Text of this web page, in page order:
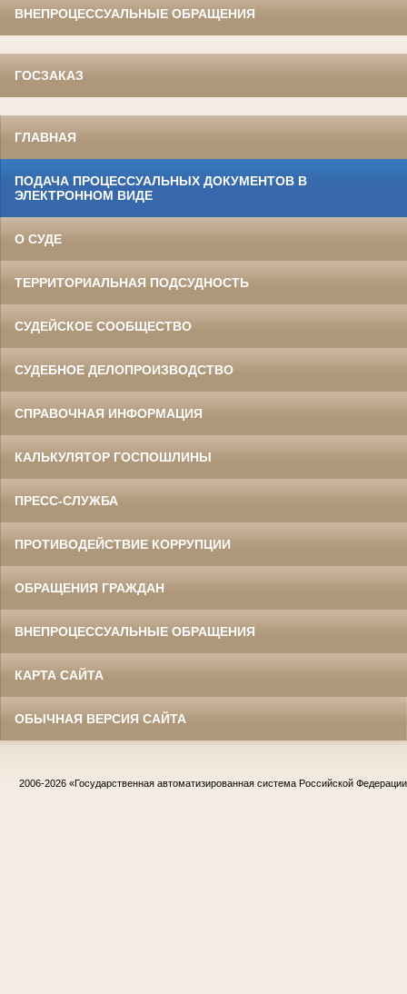
ВНЕПРОЦЕССУАЛЬНЫЕ ОБРАЩЕНИЯ
ГОСЗАКАЗ
ГЛАВНАЯ
ПОДАЧА ПРОЦЕССУАЛЬНЫХ ДОКУМЕНТОВ В
ЭЛЕКТРОННОМ ВИДЕ
О СУДЕ
ТЕРРИТОРИАЛЬНАЯ ПОДСУДНОСТЬ
СУДЕЙСКОЕ СООБЩЕСТВО
СУДЕБНОЕ ДЕЛОПРОИЗВОДСТВО
СПРАВОЧНАЯ ИНФОРМАЦИЯ
КАЛЬКУЛЯТОР ГОСПОШЛИНЫ
ПРЕСС-СЛУЖБА
ПРОТИВОДЕЙСТВИЕ КОРРУПЦИИ
ОБРАЩЕНИЯ ГРАЖДАН
ВНЕПРОЦЕССУАЛЬНЫЕ ОБРАЩЕНИЯ
КАРТА САЙТА
ОБЫЧНАЯ ВЕРСИЯ САЙТА
2006-2026 «Государственная автоматизированная система Российской